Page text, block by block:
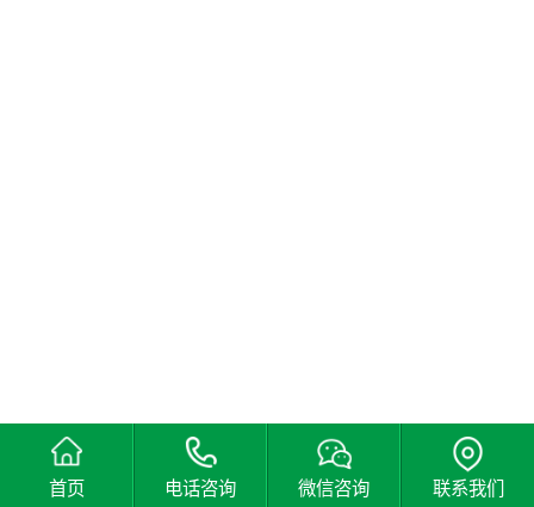
首页 电话咨询 微信咨询 联系我们